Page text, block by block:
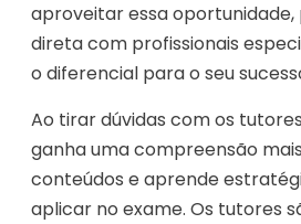
aproveitar essa oportunidade,
direta com profissionais
o diferencial para o seu
Ao tirar dúvidas com os
ganha uma compreensão
conteúdos e aprende
aplicar no exame. Os tutores